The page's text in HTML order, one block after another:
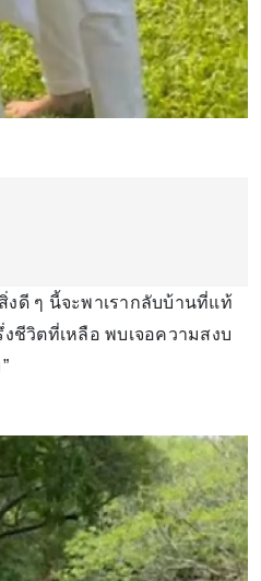
ดี ๆ นี้จะพาเรากลับบ้านที่แท้
ชีวิตที่เหลือ พบเจอความสงบ